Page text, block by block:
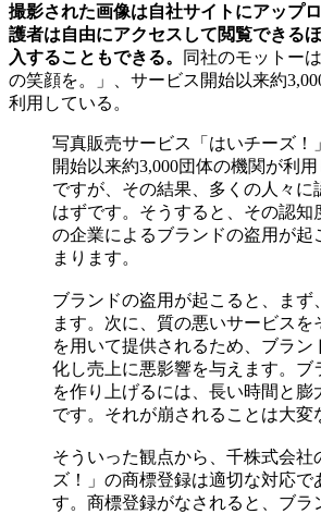
撮影された画像は自社サイトにアップ
護者は自由にアクセスして閲覧できる
入することもできる。
同社のモットー
の笑顔を。」、サービス開始以来約
利用している。
写真販売サービス「はいチーズ！
開始以来約3,000団体の機関が利
ですが、その結果、多くの人々に
はずです。そうすると、その認知
の企業によるブランドの盗用が起
まります。
ブランドの盗用が起こると、まず
ます。次に、質の悪いサービスを
を用いて提供されるため、ブラン
化し売上に悪影響を与えます。ブ
を作り上げるには、長い時間と膨
です。それが崩されることは大変
そういった観点から、千株式会社
ズ！」の商標登録は適切な対応で
す。商標登録がなされると、ブラ